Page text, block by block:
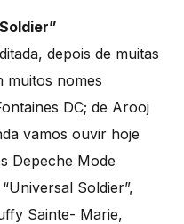
depois de muitas
muitos nomes
DC; de Arooj
vamos ouvir hoje
Depeche Mode
Soldier”,
Sainte- Marie,